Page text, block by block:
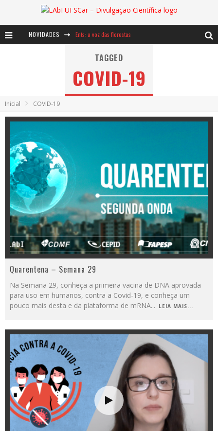
NOVIDADES Ents: a voz das florestas
Notáveis: Bertha Lutz
TAGGED
COVID-19
Inicial COVID-19
Quarentena – Semana 29
Na Semana 29, conheça a primeira vacina de DNA aprovada
para uso em humanos, contra a Covid-19, e conheça um
pouco mais desta e da plataforma de mRNA... LEIA MAIS...